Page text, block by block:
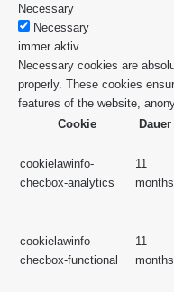
Necessary
Necessary
immer aktiv
Necessary cookies are
properly. These cookies
features of the website,
Cookie
Dauer
cookielawinfo-
checbox-analytics
11
months
cookielawinfo-
checbox-functional
11
months